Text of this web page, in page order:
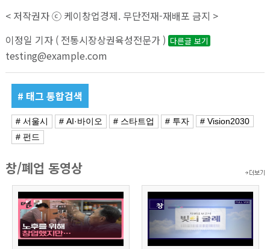
< 저작권자 ⓒ 케이창업경제. 무단전재-재배포 금지 >
이정일 기자 ( 전통시장상권육성전문가 ) 다른글 보기
testing@example.com
# 태그 통합검색
# 서울시 # AI·바이오 # 스타트업 # 투자
# Vision2030
# 펀드
창/폐업 동영상